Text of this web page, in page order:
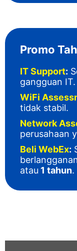
Promo
IT Support:
gangguan IT.
WiFi
tidak stabil.
Network
perusahaan
Beli WebEx:
atau 1 tahun.